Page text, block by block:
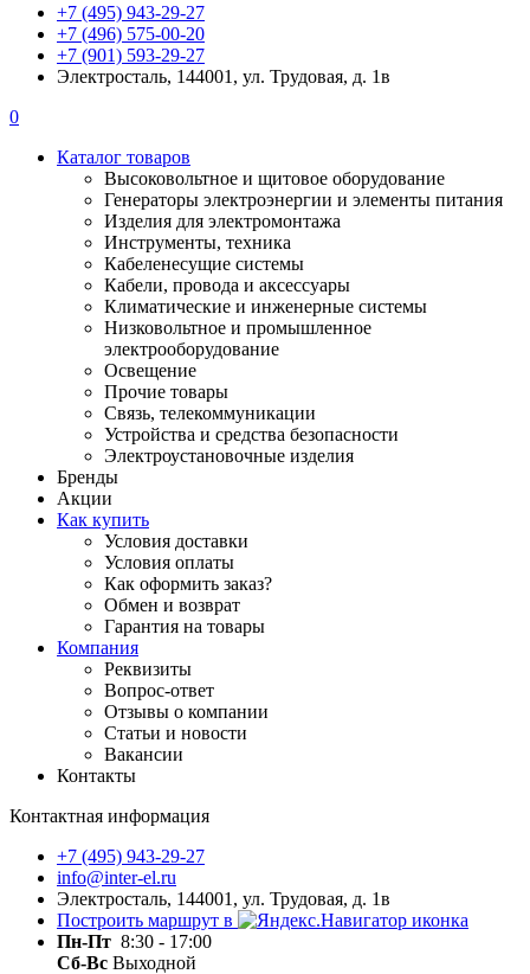
+7 (495) 943-29-27
+7 (496) 575-00-20
+7 (901) 593-29-27
Электросталь, 144001, ул. Трудовая, д. 1в
0
Каталог товаров
Высоковольтное и щитовое оборудование
Генераторы электроэнергии и элементы питания
Изделия для электромонтажа
Инструменты, техника
Кабеленесущие системы
Кабели, провода и аксессуары
Климатические и инженерные системы
Низковольтное и промышленное
электрооборудование
Освещение
Прочие товары
Связь, телекоммуникации
Устройства и средства безопасности
Электроустановочные изделия
Бренды
Акции
Как купить
Условия доставки
Условия оплаты
Как оформить заказ?
Обмен и возврат
Гарантия на товары
Компания
Реквизиты
Вопрос-ответ
Отзывы о компании
Статьи и новости
Вакансии
Контакты
Контактная информация
+7 (495) 943-29-27
info@inter-el.ru
Электросталь, 144001, ул. Трудовая, д. 1в
Построить маршрут в
Пн-Пт 8:30 - 17:00
Сб-Вс Выходной